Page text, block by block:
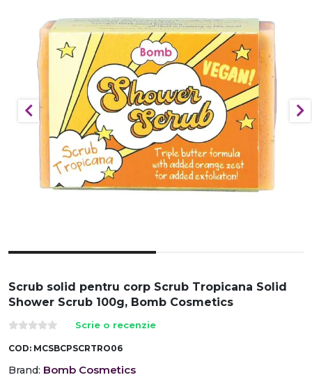
Scrub solid pentru corp Scrub Tropicana Solid
Shower Scrub 100g, Bomb Cosmetics
Scrie o recenzie
COD: MCSBCPSCRTRO06
Brand: Bomb Cosmetics